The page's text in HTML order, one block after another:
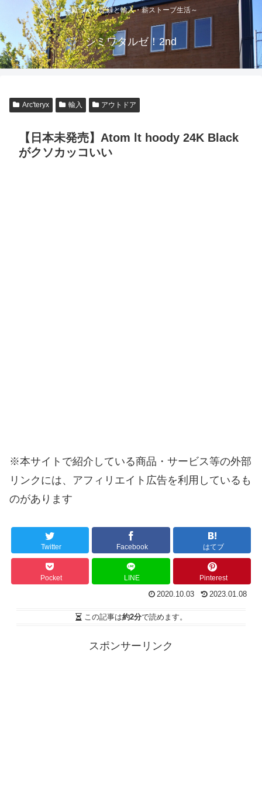
～庭づくり記録と輸入・薪ストーブ生活～
シミワタルゼ！2nd
Arc'teryx 輸入 アウトドア
【日本未発売】Atom lt hoody 24K Black
がクソカッコいい
※本サイトで紹介している商品・サービス等の外部
リンクには、アフィリエイト広告を利用しているも
のがあります
Twitter Facebook はてブ
Pocket LINE Pinterest
2020.10.03 2023.01.08
この記事は約2分で読めます。
スポンサーリンク